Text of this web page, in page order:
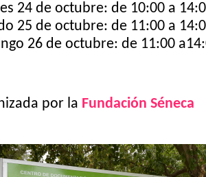
24 de octubre: de 10:00 a
25 de octubre: de 11:00 a
26 de octubre: de 11:00
por la Fundación Séneca